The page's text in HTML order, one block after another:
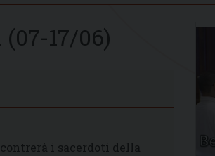
17/06)
i sacerdoti della